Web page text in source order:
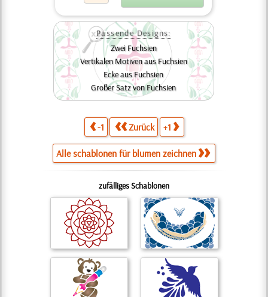
Passende Designs:
Zwei Fuchsien
Vertikalen Motiven aus Fuchsien
Ecke aus Fuchsien
Großer Satz von Fuchsien
-1 Zurück +1
Alle schablonen für blumen zeichnen
zufälliges Schablonen